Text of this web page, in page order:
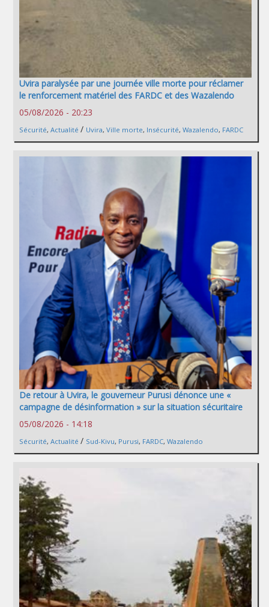
Uvira paralysée par une journée ville morte pour réclamer
le renforcement matériel des FARDC et des Wazalendo
05/08/2026 - 20:23
Sécurité, Actualité / Uvira, Ville morte, Insécurité, Wazalendo, FARDC
De retour à Uvira, le gouverneur Purusi dénonce une «
campagne de désinformation » sur la situation sécuritaire
05/08/2026 - 14:18
Sécurité, Actualité / Sud-Kivu, Purusi, FARDC, Wazalendo